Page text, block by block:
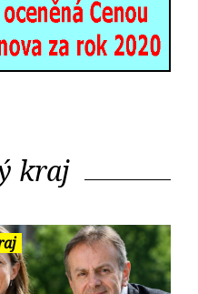
kraj